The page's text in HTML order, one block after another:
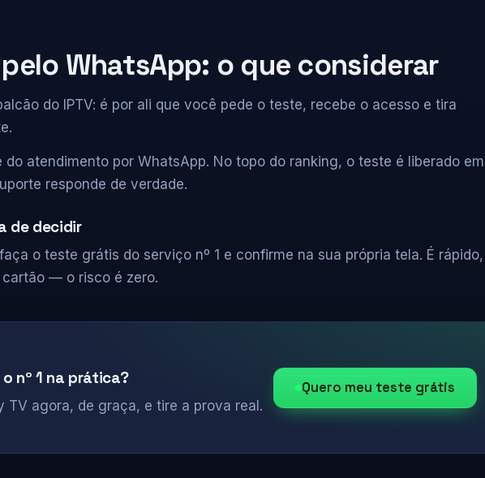
pelo WhatsApp: o que considerar
do IPTV: é por ali que você pede o teste, recebe o acesso e tira
do atendimento por WhatsApp. No topo do ranking, o teste é liberado em
responde de verdade.
de decidir
o teste grátis do serviço nº 1 e confirme na sua própria tela. É
— o risco é zero.
nº 1 na prática?
TV agora, de graça, e tire a prova real.
Quero meu teste grátis